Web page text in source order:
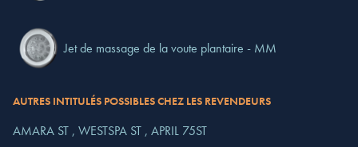
Jet de massage de la voute plantaire - MM
AUTRES INTITULÉS POSSIBLES CHEZ LES REVENDEURS
AMARA ST , WESTSPA ST , APRIL 75ST